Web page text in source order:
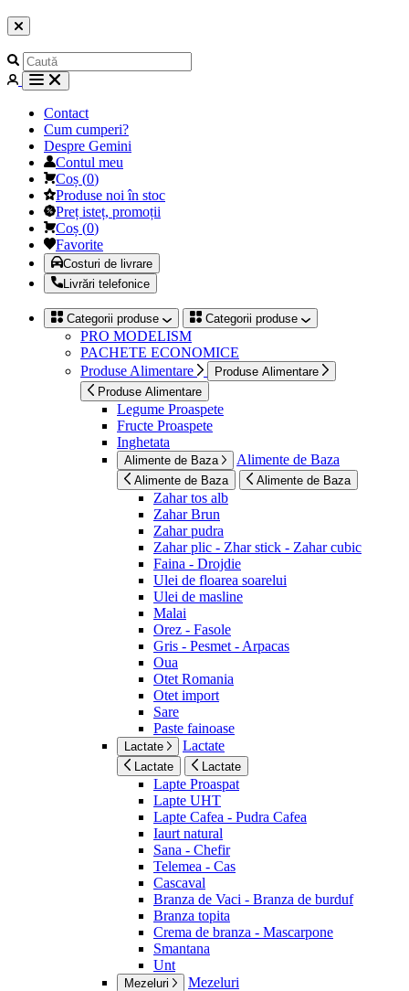
Contact
Cum cumperi?
Despre Gemini
Contul meu
Coș (0)
Produse noi în stoc
Preț isteț, promoții
Coș (0)
Favorite
Costuri de livrare
Livrări telefonice
Categorii produse Categorii produse
PRO MODELISM
PACHETE ECONOMICE
Produse Alimentare
Produse Alimentare
Produse Alimentare
Legume Proaspete
Fructe Proaspete
Inghetata
Alimente de Baza Alimente de Baza
Alimente de Baza Alimente de Baza
Zahar tos alb
Zahar Brun
Zahar pudra
Zahar plic - Zhar stick - Zahar cubic
Faina - Drojdie
Ulei de floarea soarelui
Ulei de masline
Malai
Orez - Fasole
Gris - Pesmet - Arpacas
Oua
Otet Romania
Otet import
Sare
Paste fainoase
Lactate Lactate
Lactate Lactate
Lapte Proaspat
Lapte UHT
Lapte Cafea - Pudra Cafea
Iaurt natural
Sana - Chefir
Telemea - Cas
Cascaval
Branza de Vaci - Branza de burduf
Branza topita
Crema de branza - Mascarpone
Smantana
Unt
Mezeluri Mezeluri